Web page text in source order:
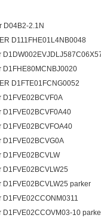
D04B2-2.1N
D111FHE01L4NB0048
D1FHE80MCNBJ0020
D1FTE01FCNG0052
D1FVE02BCVF0A
D1FVE02BCVF0A40
D1FVE02BCVFOA40
D1FVE02BCVG0A
D1FVE02BCVLW
D1FVE02BCVLW25
D1FVE02BCVLW25
D1FVE02CCONM0311
D1FVE02CCOVM03-10